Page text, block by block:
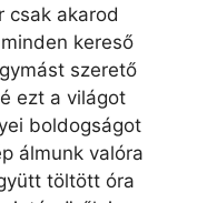
csak akarod
kereső
szerető
ezt a világot
boldogságot
álmunk valóra
töltött óra